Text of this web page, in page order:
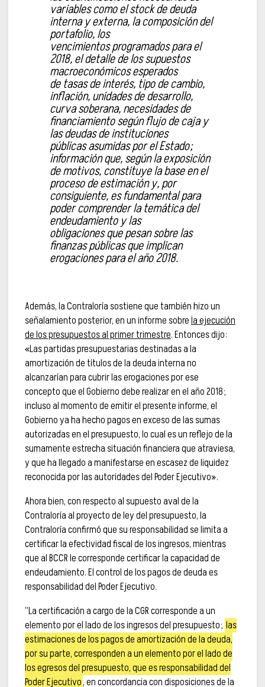
variables como el stock de deuda
interna y externa, la composición del
portafolio, los
vencimientos programados para el
2018, el detalle de los supuestos
macroeconómicos esperados
de tasas de interés, tipo de cambio,
inflación, unidades de desarrollo,
curva soberana, necesidades de
financiamiento según flujo de caja y
las deudas de instituciones
públicas asumidas por el Estado;
información que, según la exposición
de motivos, constituye la base en el
proceso de estimación y, por
consiguiente, es fundamental para
poder comprender la temática del
endeudamiento y las
obligaciones que pesan sobre las
finanzas públicas que implican
erogaciones para el año 2018.
Además, la Contraloría sostiene que también hizo un
señalamiento posterior, en un informe sobrela ejecución
de los presupuestos al primer trimestre. Entonces dijo:
«Las partidas presupuestarias destinadas a la
amortización de títulos de la deuda interna no
alcanzarían para cubrir las erogaciones por ese
concepto que el Gobierno debe realizar en el año 2018;
incluso al momento de emitir el presente informe, el
Gobierno ya ha hecho pagos en exceso de las sumas
autorizadas en el presupuesto, lo cual es un reflejo de la
sumamente estrecha situación financiera que atraviesa,
y que ha llegado a manifestarse en escasez de liquidez
reconocida por las autoridades del Poder Ejecutivo».
Ahora bien, con respecto al supuesto aval de la
Contraloría al proyecto de ley del presupuesto, la
Contraloría confirmó que su responsabilidad se limita a
certificar la efectividad fiscal de los ingresos, mientras
que al BCCR le corresponde certificar la capacidad de
endeudamiento. El control de los pagos de deuda es
responsabilidad del Poder Ejecutivo.
“La certificación a cargo de la CGR corresponde a un
elemento por el lado de los ingresos del presupuesto; las
estimaciones de los pagos de amortización de la deuda,
por su parte, corresponden a un elemento por el lado de
los egresos del presupuesto, que es responsabilidad del
Poder Ejecutivo, en concordancia con disposiciones de la